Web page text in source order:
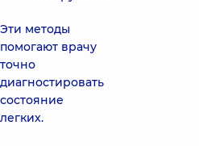
Эти методы
помогают врачу
точно
диагностировать
состояние
легких.